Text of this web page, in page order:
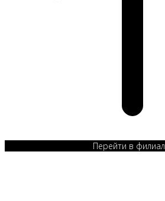
Перейти в филиал